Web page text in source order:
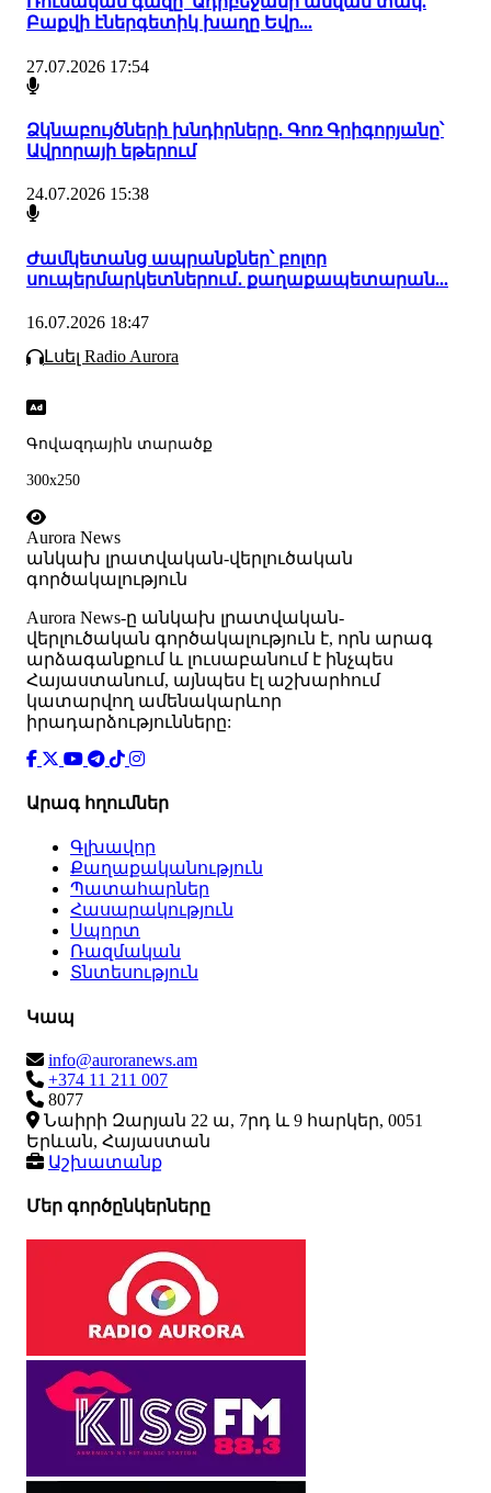
Բաքվի էներգետիկ խաղը Եվր...
27.07.2026 17:54
Ձկնաբույծների խնդիրները. Գոռ Գրիգորյանը՝
Ավրորայի եթերում
24.07.2026 15:38
Ժամկետանց ապրանքներ՝ բոլոր
սուպերմարկետներում․ քաղաքապետարան...
16.07.2026 18:47
Լսել Radio Aurora
Գովազդային տարածք
300x250
Aurora News
անկախ լրատվական-վերլուծական
գործակալություն
Аurora News-ը անկախ լրատվական-
վերլուծական գործակալություն է, որն արագ
արձագանքում և լուսաբանում է ինչպես
Հայաստանում, այնպես էլ աշխարհում
կատարվող ամենակարևոր
իրադարձությունները:
Արագ հղումներ
Գլխավոր
Քաղաքականություն
Պատահարներ
Հասարակություն
Սպորտ
Ռազմական
Տնտեսություն
Կապ
info@auroranews.am
+374 11 211 007
8077
Նաիրի Զարյան 22 ա, 7րդ և 9 հարկեր, 0051
Երևան, Հայաստան
Աշխատանք
Մեր գործընկերները